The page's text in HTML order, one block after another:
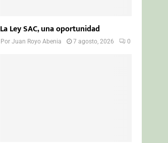
La Ley SAC, una oportunidad
PorJuan Royo Abenia 7 agosto, 2026 0